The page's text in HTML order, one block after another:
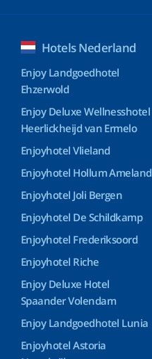
Hotels Nederland
Enjoy Landgoedhotel
Ehzerwold
Enjoy Deluxe Wellnesshotel
Heerlickheijd van Ermelo
Enjoyhotel Vlieland
Enjoyhotel Hollum Ameland
Enjoyhotel Joli Bergen
Enjoyhotel De Schildkamp
Enjoyhotel Frederiksoord
Enjoyhotel Riche
Enjoy Deluxe Hotel
Spaander Volendam
Enjoy Landgoedhotel Lunia
Enjoyhotel Astoria